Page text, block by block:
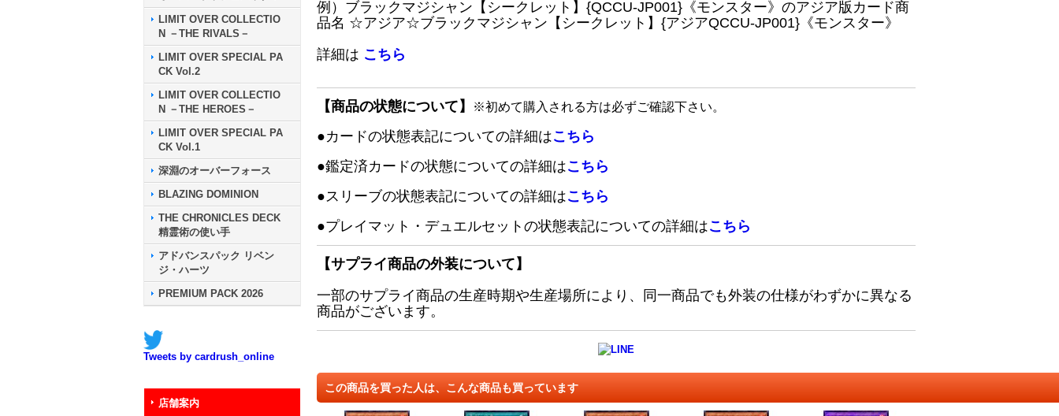
LIMIT OVER COLLECTIO
N －THE RIVALS－
LIMIT OVER SPECIAL PA
CK Vol.2
LIMIT OVER COLLECTIO
N －THE HEROES－
LIMIT OVER SPECIAL PA
CK Vol.1
深淵のオーバーフォース
BLAZING DOMINION
THE CHRONICLES DECK
精霊術の使い手
アドバンスパック リベン
ジ・ハーツ
PREMIUM PACK 2026
Tweets by cardrush_online
店舗案内
例）ブラックマジシャン【シークレット】{QCCU-JP001}《モンスター》のアジア版カード商
品名 ☆アジア☆ブラックマジシャン【シークレット】{アジアQCCU-JP001}《モンスター》
詳細は こちら
【商品の状態について】 ※初めて購入される方は必ずご確認下さい。
●カードの状態表記についての詳細はこちら
●鑑定済カードの状態についての詳細はこちら
●スリーブの状態表記についての詳細はこちら
●プレイマット・デュエルセットの状態表記についての詳細はこちら
【サプライ商品の外装について】
一部のサプライ商品の生産時期や生産場所により、同一商品でも外装の仕様がわずかに異なる
商品がございます。
この商品を買った人は、こんな商品も買っています